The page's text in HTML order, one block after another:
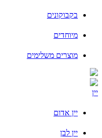
בקבוקונים
מיוחדים
מוצרים משלימים
יין
יין אדום
יין לבן